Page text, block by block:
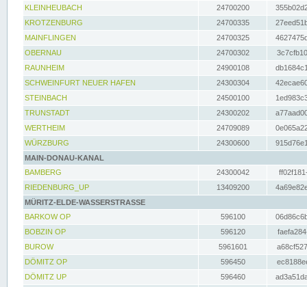
KLEINHEUBACH 24700200
KROTZENBURG
24700335
MAINFLINGEN
24700325
OBERNAU
24700302
RAUNHEIM
24900108
SCHWEINFURT NEUER HAFEN
24300304
STEINBACH
24500100
TRUNSTADT
24300202
WERTHEIM
24709089
WÜRZBURG
24300600
MAIN-DONAU-KANAL
BAMBERG
24300042
RIEDENBURG_UP
13409200
MÜRITZ-ELDE-WASSERSTRASSE
BARKOW OP
596100
BOBZIN OP
596120
BUROW
5961601
DÖMITZ OP
596450
DÖMITZ UP
596460